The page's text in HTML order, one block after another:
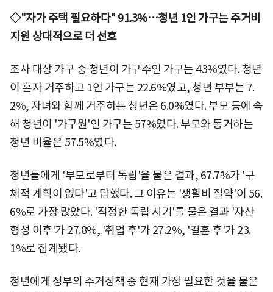
◇"자가 주택 필요하다" 91.3%…청년 1인 가구는 주거비
지원 상대적으로 더 선호
조사 대상 가구 중 청년이 가구주인 가구는 43%였다. 청년
이 혼자 거주하고 1인 가구는 22.6%였고, 청년 부부는 7.
2%, 자녀와 함께 거주하는 청년은 6.0%였다. 부모 등에 속
해 청년이 '가구원'인 가구는 57%였다. 부모와 동거하는
청년 비율은 57.5%였다.
청년들에게 '부모로부터 독립'을 물은 결과, 67.7%가 '구
체적 계획이 없다'고 답했다. 그 이유는 '생활비 절약'이 56.
6%로 가장 많았다. '적정한 독립 시기'를 물은 결과 '자산
형성 이후'가 27.8%, '취업 후'가 27.2%, '결혼 후'가 23.
1%로 집계됐다.
청년에게 정부의 주거정책 중 현재 가장 필요한 것을 물은